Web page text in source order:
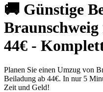
🚚 Günstige
44€ -
Planen Sie einen Umzug von
Beiladung ab 44€. In nur 5
Zeit und Geld!